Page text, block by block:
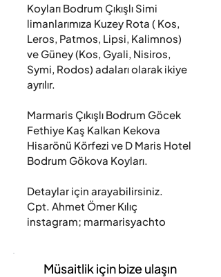
Koyları Bodrum Çıkışlı Simi
limanlarımıza Kuzey Rota ( Kos,
Leros, Patmos, Lipsi, Kalimnos)
ve Güney (Kos, Gyali, Nisiros,
Symi, Rodos) adaları olarak ikiye
ayrılır.
Marmaris Çıkışlı Bodrum Göcek
Fethiye Kaş Kalkan Kekova
Hisarönü Körfezi ve D Maris Hotel
Bodrum Gökova Koyları.
Detaylar için arayabilirsiniz.
Cpt. Ahmet Ömer Kılıç
instagram; marmarisyachto
Müsaitlik için bize ulaşın